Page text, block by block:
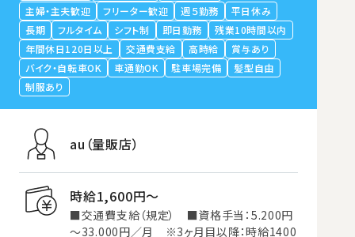
主婦・主夫歓迎
フリーター歓迎 週５勤務
平日休み
長期
フルタイム シフト制 即日勤務
残業10時間以内
年間休日120日以上
交通費支給 高時給
賞与あり
バイク・自転車OK
車通勤OK 駐車場完備
髪型自由
制服あり
au（量販店）
時給1,600円〜
■交通費支給（規定） ■資格手当：5.200円
～33.000円／月 ※3ヶ月目以降：時給1400